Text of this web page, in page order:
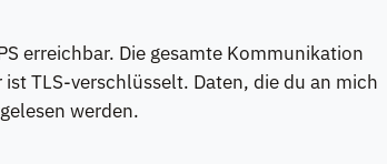
erreichbar. Die gesamte Kommunikation
TLS-verschlüsselt. Daten, die du an mich
werden.